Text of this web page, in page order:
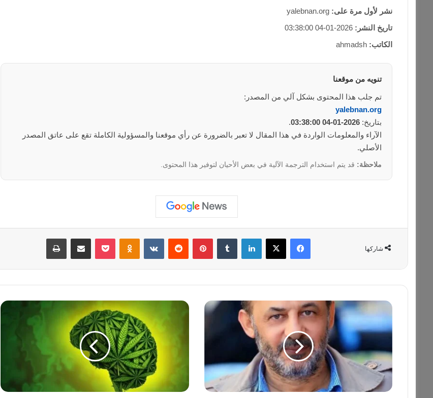
نشر لأول مرة على: yalebnan.org
تاريخ النشر: 2026-01-04 03:38:00
الكاتب: ahmadsh
تنويه من موقعنا
تم جلب هذا المحتوى بشكل آلي من المصدر:
yalebnan.org
بتاريخ: 2026-01-04 03:38:00
.
الآراء والمعلومات الواردة في هذا المقال لا تعبر بالضرورة عن رأي موقعنا والمسؤولية الكاملة تقع على عاتق المصدر
الأصلي.
ملاحظة: قد يتم استخدام الترجمة الآلية في بعض الأحيان لتوفير هذا المحتوى.
شاركها
فيسبوك ‫X لينكدإن ‏Tumblr بينتيريست ‏Reddit
‏VKontakte
Odnoklassniki
‫Pocket مشاركة عبر البريد طباعة
ف
ي
ه
ا
ل
ظ
إ
ج